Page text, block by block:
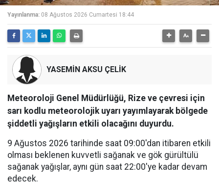
Yayınlanma: 08 Ağustos 2026 Cumartesi 18:44
YASEMİN AKSU ÇELİK
Meteoroloji Genel Müdürlüğü, Rize ve çevresi için
sarı kodlu meteorolojik uyarı yayımlayarak bölgede
şiddetli yağışların etkili olacağını duyurdu.
9 Ağustos 2026 tarihinde saat 09:00'dan itibaren etkili
olması beklenen kuvvetli sağanak ve gök gürültülü
sağanak yağışlar, aynı gün saat 22:00'ye kadar devam
edecek.